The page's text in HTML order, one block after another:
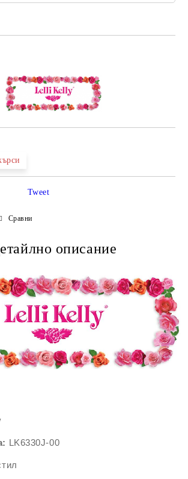
Tweet
Сравни
описание
LK6330J-00